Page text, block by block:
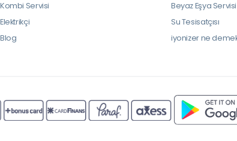
Kombi Servisi Beyaz Eşya Servisi
Elektrikçi Su Tesisatçısı
Blog iyonizer ne